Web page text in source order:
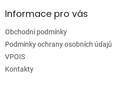
aInformace pro vás
Obchodní podmínky
Podmínky ochrany osobních údajů
VPOIS
Kontakty